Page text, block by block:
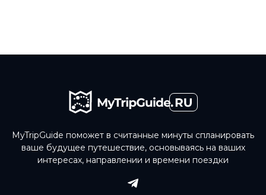
MyTripGuide поможет в считанные минуты спланировать
ваше будущее путешествие, основываясь на ваших
интересах, направлении и времени поездки